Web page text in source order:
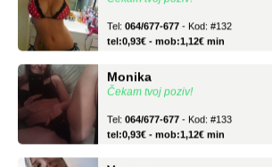
Tel: 064/677-677 - Kod: #132
tel:0,93€ - mob:1,12€ min
Monika
Čekam tvoj poziv!
Tel: 064/677-677 - Kod: #133
tel:0,93€ - mob:1,12€ min
Vanesa